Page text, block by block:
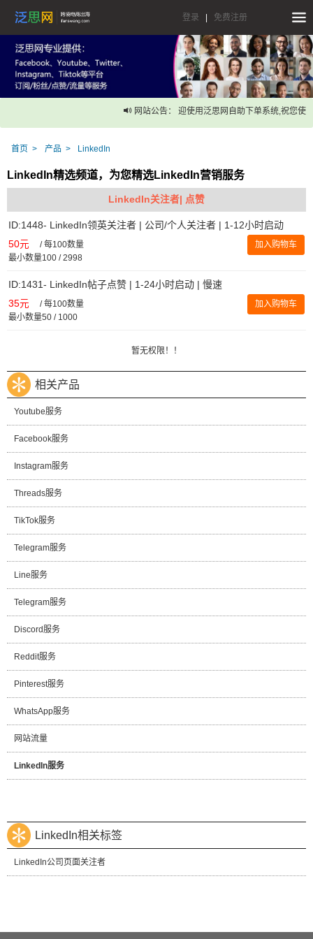
登录 免费注册
网站公告： 迎使用泛思网自助下单系统,祝您使用
首页 产品 LinkedIn
LinkedIn精选频道，为您精选LinkedIn营销服务
LinkedIn关注者| 点赞
ID:1448- LinkedIn领英关注者 | 公司/个人关注者 | 1-12小时启动
50元 /每100数量
最小数量100 / 2998
加入购物车
ID:1431- LinkedIn帖子点赞 | 1-24小时启动 | 慢速
35元 /每100数量
最小数量50 / 1000
加入购物车
暂无权限！！
相关产品
Youtube服务
Facebook服务
Instagram服务
Threads服务
TikTok服务
Telegram服务
Line服务
Telegram服务
Discord服务
Reddit服务
Pinterest服务
WhatsApp服务
网站流量
LinkedIn服务
LinkedIn相关标签
LinkedIn公司页面关注者